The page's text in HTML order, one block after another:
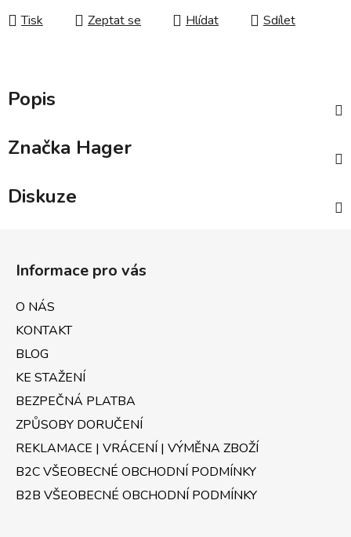
Tisk Zeptat se Hlídat Sdílet
Popis
Značka Hager
Diskuze
Informace pro vás
O NÁS
KONTAKT
BLOG
KE STAŽENÍ
BEZPEČNÁ PLATBA
ZPŮSOBY DORUČENÍ
REKLAMACE | VRÁCENÍ | VÝMĚNA ZBOŽÍ
B2C VŠEOBECNÉ OBCHODNÍ PODMÍNKY
B2B VŠEOBECNÉ OBCHODNÍ PODMÍNKY